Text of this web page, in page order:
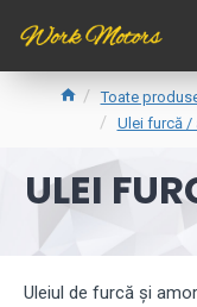
Toate
Ulei furcă /
ULEI
Uleiul de furcă și